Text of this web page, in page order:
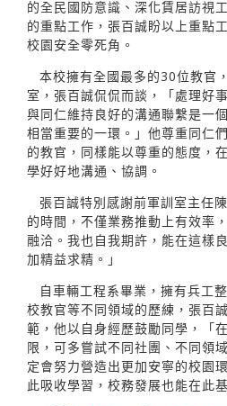
的全民國防意識、深化賃居訪視
的重點工作，張百誠盼以上重點
校園安全零死角。
本校擁有全國最多的30位教官
室，張百誠侃侃而談，「處理好
與同仁維持良好的溝通聯繫是一
相當重要的一環。」他尊重同仁
的教官，同樣能以尊重的態度，
學好好地溝通、協調。
張百誠特別感謝前軍訓室主任
的時間，不僅業務推動上有效率
融洽。我也自我期許，能在這樣
加精益求精。」
自車輛工程系畢業，擁有兵工
校教官等不同領域的歷練，張百
範，他以自身經歷鼓勵同學，「
限，可多嘗試不同社團、不同領
定會努力營造出更加安寧的校園
此吸收學習，校務發展也能在此